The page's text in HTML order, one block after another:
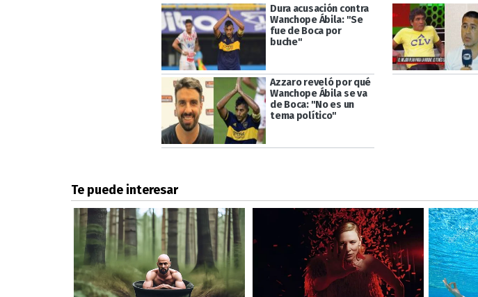
Dura acusación contra
Wanchope Ábila: "Se
fue de Boca por
buche"
Azzaro reveló por qué
Wanchope Ábila se va
de Boca: "No es un
tema político"